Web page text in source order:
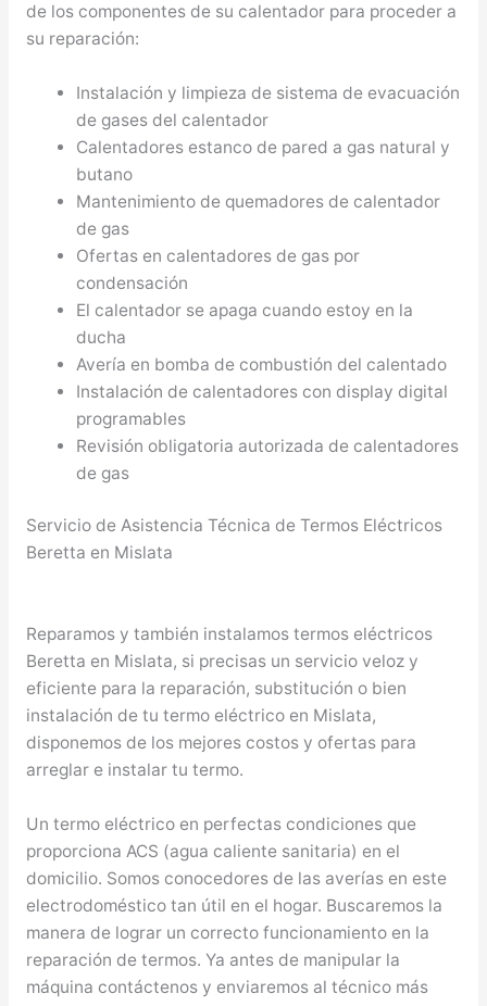
de los componentes de su calentador para proceder a
su reparación:
Instalación y limpieza de sistema de evacuación
de gases del calentador
Calentadores estanco de pared a gas natural y
butano
Mantenimiento de quemadores de calentador
de gas
Ofertas en calentadores de gas por
condensación
El calentador se apaga cuando estoy en la
ducha
Avería en bomba de combustión del calentado
Instalación de calentadores con display digital
programables
Revisión obligatoria autorizada de calentadores
de gas
Servicio de Asistencia Técnica de Termos Eléctricos
Beretta en Mislata
Reparamos y también instalamos termos eléctricos
Beretta en Mislata, si precisas un servicio veloz y
eficiente para la reparación, substitución o bien
instalación de tu termo eléctrico en Mislata,
disponemos de los mejores costos y ofertas para
arreglar e instalar tu termo.
Un termo eléctrico en perfectas condiciones que
proporciona ACS (agua caliente sanitaria) en el
domicilio. Somos conocedores de las averías en este
electrodoméstico tan útil en el hogar. Buscaremos la
manera de lograr un correcto funcionamiento en la
reparación de termos. Ya antes de manipular la
máquina contáctenos y enviaremos al técnico más